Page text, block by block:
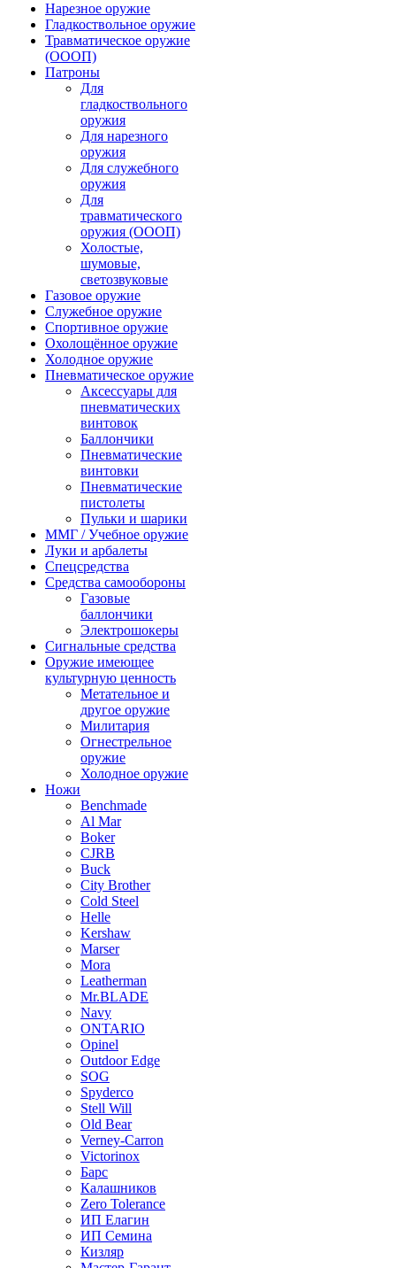
Нарезное оружие
Гладкоствольное оружие
Травматическое оружие
(ОООП)
Патроны
Для
гладкоствольного
оружия
Для нарезного
оружия
Для служебного
оружия
Для
травматического
оружия (ОООП)
Холостые,
шумовые,
светозвуковые
Газовое оружие
Служебное оружие
Спортивное оружие
Охолощённое оружие
Холодное оружие
Пневматическое оружие
Аксессуары для
пневматических
винтовок
Баллончики
Пневматические
винтовки
Пневматические
пистолеты
Пульки и шарики
ММГ / Учебное оружие
Луки и арбалеты
Спецсредства
Средства самообороны
Газовые
баллончики
Электрошокеры
Сигнальные средства
Оружие имеющее
культурную ценность
Метательное и
другое оружие
Милитария
Огнестрельное
оружие
Холодное оружие
Ножи
Benchmade
Al Mar
Boker
CJRB
Buck
City Brother
Cold Steel
Helle
Kershaw
Marser
Mora
Leatherman
Mr.BLADE
Navy
ONTARIO
Opinel
Outdoor Edge
SOG
Spyderco
Stell Will
Old Bear
Verney-Carron
Victorinox
Барс
Калашников
Zero Tolerance
ИП Елагин
ИП Семина
Кизляр